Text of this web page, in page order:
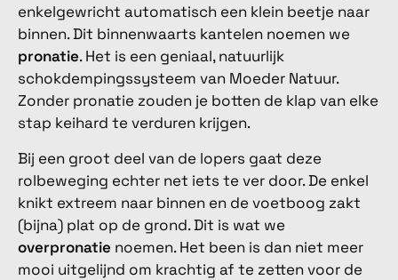
enkelgewricht automatisch een klein beetje naar
binnen. Dit binnenwaarts kantelen noemen we
pronatie. Het is een geniaal, natuurlijk
schokdempingssysteem van Moeder Natuur.
Zonder pronatie zouden je botten de klap van elke
stap keihard te verduren krijgen.
Bij een groot deel van de lopers gaat deze
rolbeweging echter net iets te ver door. De enkel
knikt extreem naar binnen en de voetboog zakt
(bijna) plat op de grond. Dit is wat we
overpronatie noemen. Het been is dan niet meer
mooi uitgelijnd om krachtig af te zetten voor de